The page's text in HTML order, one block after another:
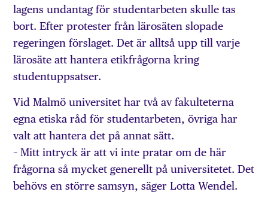
lagens undantag för studentarbeten skulle tas
bort. Efter protester från lärosäten slopade
regeringen förslaget. Det är alltså upp till varje
lärosäte att hantera etikfrågorna kring
studentuppsatser.
Vid Malmö universitet har två av fakulteterna
egna etiska råd för studentarbeten, övriga har
valt att hantera det på annat sätt.
– Mitt intryck är att vi inte pratar om de här
frågorna så mycket generellt på universitetet. Det
behövs en större samsyn, säger Lotta Wendel.